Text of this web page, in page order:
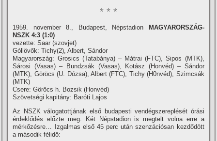
* * *
1959. november 8., Budapest, Népstadion
MAGYARORSZÁG-
NSZK 4:3 (1:0)
vezette: Saar (szovjet)
Góllövők: Tichy(2), Albert, Sándor
Magyarország: Grosics (Tatabánya) – Mátrai (FTC), Sipos (MTK),
Sárosi (Vasas) – Bundzsák (Vasas), Kotász (Honvéd) – Sándor
(MTK), Göröcs (U. Dózsa), Albert (FTC), Tichy (H0nvéd), Szimcsák
(MTK)
Csere: Göröcs h. Bozsik (Honvéd)
Szövetségi kapitány: Baróti Lajos
Az NSZK válogatottjának első budapesti vendégszereplését órási
érdeklődés előzte meg. Két Népstadion is megtelt volna erre a
mérkőzésre… Izgalmas első 45 perc után szenzációsan kezdődött
a második félidő: